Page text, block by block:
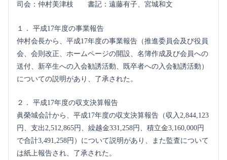
司会：仲村美津枝 書記：遠藤有子、宮城和文
１． 平成17年度の事業報告
仲村会長から、平成17年度の事業報告（推進委員会及び役員
会、会則改正、ホームページの開設、名簿作成及び会員への
送付、新卒生への入会勧誘活動、既卒者への入会勧誘活動）
についての説明があり、了承された。
２． 平成17年度の収支決算報告
眞榮城会計から、平成17年度の収支決算報告（収入2,844,123
円、支出2,512,865円、繰越金331,258円、積立金3,160,000円
で合計3,491,258円）について説明があり、また監査について
は紙上報告され、了承された。